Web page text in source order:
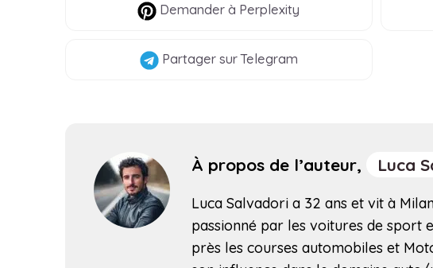
Demander à Perplexity
Partagersur Telegram
À propos de l’auteur, Luca
Luca Salvadori a 32 ans et vit à
passionné par les voitures de sport
près les courses automobiles et